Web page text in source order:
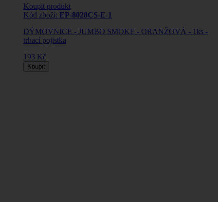
Koupit produkt
Kód zboží: EP-8028CS-E-1
DÝMOVNICE - JUMBO SMOKE - ORANŽOVÁ - 1ks -
trhací pojistka
193 Kč
Koupit